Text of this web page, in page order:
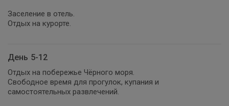
Заселение в отель.
Отдых на курорте.
День 5-12
Отдых на побережье Чёрного моря.
Свободное время для прогулок, купания и
самостоятельных развлечений.